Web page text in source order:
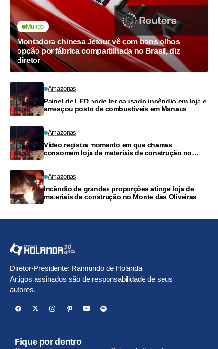
Mundo
Montadora chinesa Jetour vê com bons olhos
opção por fábrica compartilhada no Brasil, diz
diretor
Amazonas
Painel de LED pode ter causado incêndio em loja e
ameaçou posto de combustíveis em Manaus
Amazonas
Vídeo registra momento em que chamas
consomem loja de materiais de construção no
Amazonas
Incêndio de grandes proporções atinge loja de
materiais de construção no Monte das Oliveiras
Diretor-Presidente: Raimundo de Holanda
Artigos assinados são de responsabilidade de seus
autores.
Fique por dentro